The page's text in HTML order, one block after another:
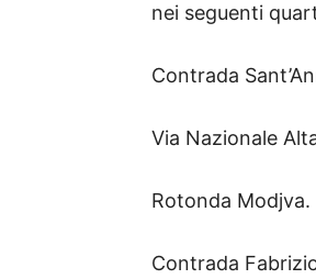
nei seguenti
Contrada
Via Nazionale
Rotonda Modjva.
Contrada